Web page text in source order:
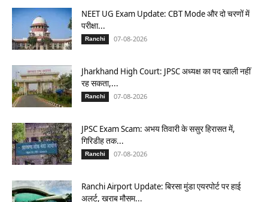
NEET UG Exam Update: CBT Mode और दो चरणों में
परीक्षा...
Ranchi 07-08-2026
Jharkhand High Court: JPSC अध्यक्ष का पद खाली नहीं
रह सकता,...
Ranchi 07-08-2026
JPSC Exam Scam: अभय तिवारी के ससुर हिरासत में,
गिरिडीह तक...
Ranchi 07-08-2026
Ranchi Airport Update: बिरसा मुंडा एयरपोर्ट पर हाई
अलर्ट, खराब मौसम...